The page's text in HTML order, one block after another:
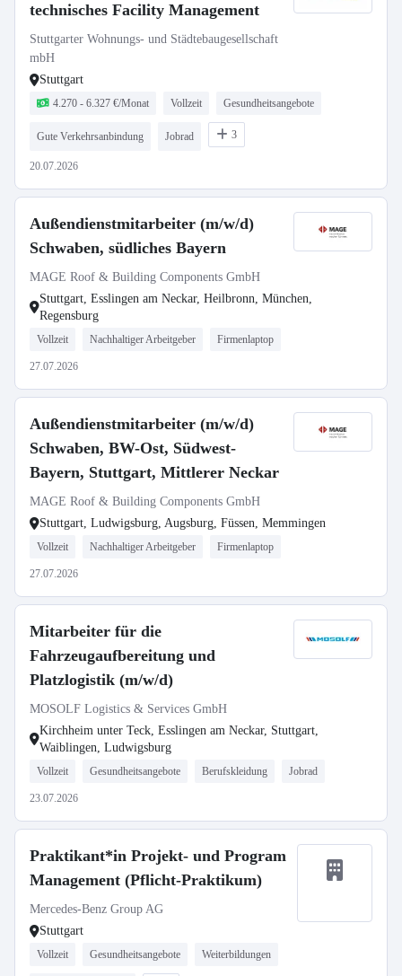
technisches Facility Management
Stuttgarter Wohnungs- und Städtebaugesellschaft
mbH
Stuttgart
4.270 - 6.327 €/Monat Vollzeit Gesundheitsangebote
Gute Verkehrsanbindung Jobrad 3
20.07.2026
Außendienstmitarbeiter (m/w/d)
Schwaben, südliches Bayern
MAGE Roof & Building Components GmbH
Stuttgart, Esslingen am Neckar, Heilbronn, München,
Regensburg
Vollzeit Nachhaltiger Arbeitgeber Firmenlaptop
27.07.2026
Außendienstmitarbeiter (m/w/d)
Schwaben, BW-Ost, Südwest-
Bayern, Stuttgart, Mittlerer Neckar
MAGE Roof & Building Components GmbH
Stuttgart, Ludwigsburg, Augsburg, Füssen, Memmingen
Vollzeit Nachhaltiger Arbeitgeber Firmenlaptop
27.07.2026
Mitarbeiter für die
Fahrzeugaufbereitung und
Platzlogistik (m/w/d)
MOSOLF Logistics & Services GmbH
Kirchheim unter Teck, Esslingen am Neckar, Stuttgart,
Waiblingen, Ludwigsburg
Vollzeit Gesundheitsangebote Berufskleidung Jobrad
23.07.2026
Praktikant*in Projekt- und Program
Management (Pflicht-Praktikum)
Mercedes-Benz Group AG
Stuttgart
Vollzeit Gesundheitsangebote Weiterbildungen